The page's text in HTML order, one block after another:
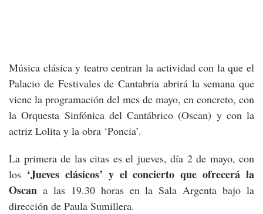
Música clásica y teatro centran la actividad con la que el
Palacio de Festivales de Cantabria abrirá la semana que
viene la programación del mes de mayo, en concreto, con
la Orquesta Sinfónica del Cantábrico (Oscan) y con la
actriz Lolita y la obra ‘Poncia’.
La primera de las citas es el jueves, día 2 de mayo, con
los ‘Jueves clásicos’ y el concierto que ofrecerá la
Oscan a las 19.30 horas en la Sala Argenta bajo la
dirección de Paula Sumillera.